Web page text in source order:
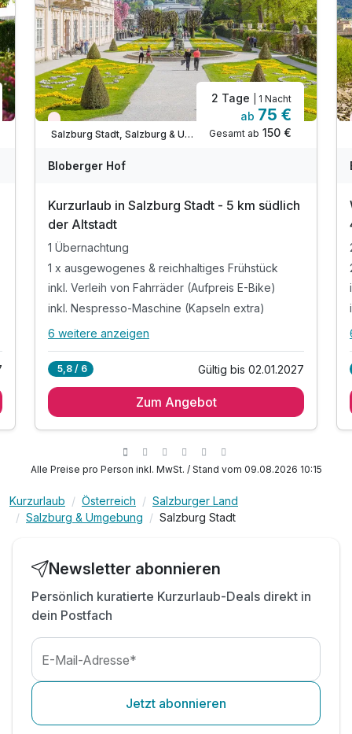
Wieder frei ab September
Salzburg Stadt, Salzburg & Umgebung
2 Tage | 1 Nacht
ab 75 €
Gesamt ab 150 €
Bloberger Hof
Kurzurlaub in Salzburg Stadt - 5 km südlich
der Altstadt
1 Übernachtung
1 x ausgewogenes & reichhaltiges Frühstück
inkl. Verleih von Fahrräder (Aufpreis E-Bike)
inkl. Nespresso-Maschine (Kapseln extra)
Alle Inklusivleistungen
1 x ausgewogenes & reichhaltiges Frühstück
inkl. Parkplatz & W-LAN Nutzung
Tipp: late check-out nach Verfügbarkeit
Tipp: Schloss Hellbrunn
Tipp: Festung Hohensalzburg
6 weitere anzeigen
5,8 / 6 Gültig bis 02.01.2027
Zum Angebot
Alle Preise pro Person inkl. MwSt. / Stand vom 09.08.2026 10:15
Kurzurlaub Österreich
Salzburger Land
Salzburg & Umgebung
Salzburg Stadt
Newsletter abonnieren
Persönlich kuratierte Kurzurlaub-Deals direkt in
dein Postfach
E-Mail-Adresse*
Jetzt abonnieren